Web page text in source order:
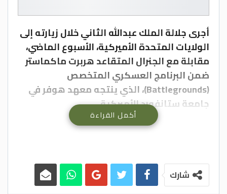
أجرى جلالة الملك عبدالله الثاني خلال زيارته إلى
الولايات المتحدة الأميركية، الأسبوع الماضي،
مقابلة مع الجنرال المتقاعد هربرت ماكماستر
ضمن البرنامج العسكري المتخصص
(Battlegrounds)، الذي ينتجه معهد هوفر في
جامعة ستانفورد الأميركية.
وعبر جلالة الملك، في المقابلة التي تم بثها
والتاريخية، قائلاً “والدي التقى الرئيس أيزنهاور
كأول لقاء مع رئيس أميركي له، وتربطنا علاقة
أكمل القراءة
شارك